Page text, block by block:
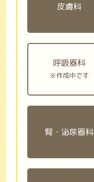
皮膚科
呼吸器科
※作成中です
腎・泌尿器科